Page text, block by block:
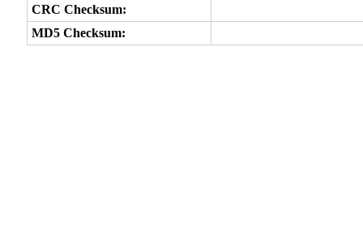
CRC Checksum:
MD5 Checksum: